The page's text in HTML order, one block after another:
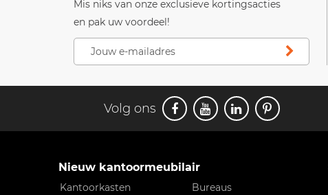
Mis niks van onze exclusieve kortingsacties
en pak uw voordeel!
Volg ons
Nieuw kantoormeubilair
Kantoorkasten
Bureaus